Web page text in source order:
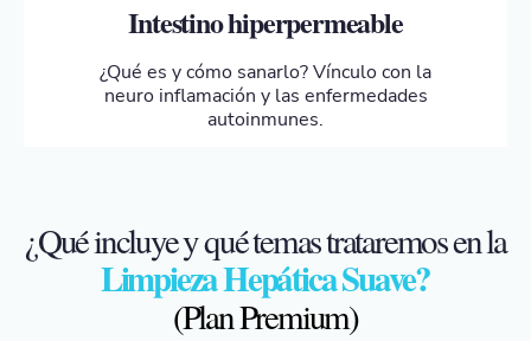
Intestino hiperpermeable
¿Qué es y cómo sanarlo? Vínculo con la
neuro inflamación y las enfermedades
autoinmunes.
¿Qué incluye y qué temas trataremos en la
Limpieza Hepática Suave?
(Plan Premium)